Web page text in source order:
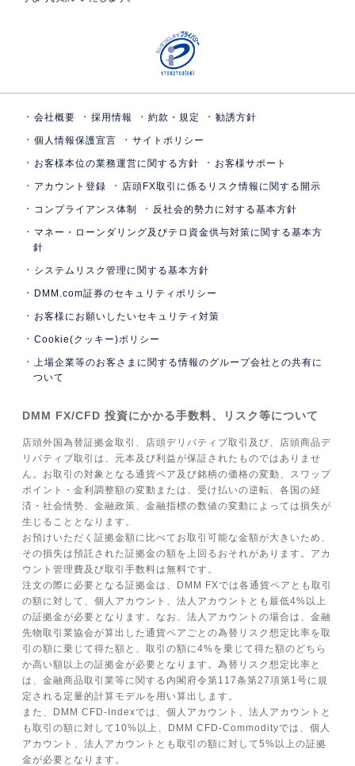
会社概要 採用情報 約款・規定 勧誘方針
個人情報保護宣言 サイトポリシー
お客様本位の業務運営に関する方針 お客様サポート
アカウント登録 店頭FX取引に係るリスク情報に関する開示
コンプライアンス体制 反社会的勢力に対する基本方針
マネー・ローンダリング及びテロ資金供与対策に関する基本方
針
システムリスク管理に関する基本方針
DMM.com証券のセキュリティポリシー
お客様にお願いしたいセキュリティ対策
Cookie(クッキー)ポリシー
上場企業等のお客さまに関する情報のグループ会社との共有に
ついて
DMM FX/CFD 投資にかかる手数料、リスク等について
店頭外国為替証拠金取引、店頭デリバティブ取引及び、店頭商品デ
リバティブ取引は、元本及び利益が保証されたものではありませ
ん。お取引の対象となる通貨ペア及び銘柄の価格の変動、スワップ
ポイント・金利調整額の変動または、受け払いの逆転、各国の経
済・社会情勢、金融政策、金融指標の数値の変動によっては損失が
生じることとなります。
お預けいただく証拠金額に比べてお取引可能な金額が大きいため、
その損失は預託された証拠金の額を上回るおそれがあります。アカ
ウント管理費及び取引手数料は無料です。
注文の際に必要となる証拠金は、DMM FXでは各通貨ペアとも取引
の額に対して、個人アカウント、法人アカウントとも最低4%以上
の証拠金が必要となります。なお、法人アカウントの場合は、金融
先物取引業協会が算出した通貨ペアごとの為替リスク想定比率を取
引の額に乗じて得た額と、取引の額に4%を乗じて得た額のどちら
か高い額以上の証拠金が必要となります。為替リスク想定比率と
は、金融商品取引業等に関する内閣府令第117条第27項第1号に規
定される定量的計算モデルを用い算出します。
また、DMM CFD-Indexでは、個人アカウント、法人アカウントと
も取引の額に対して10%以上、DMM CFD-Commodityでは、個人
アカウント、法人アカウントとも取引の額に対して5%以上の証拠
金が必要となります。